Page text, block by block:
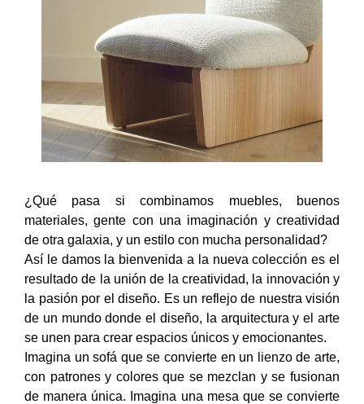
¿Qué pasa si combinamos muebles, buenos
materiales, gente con una imaginación y creatividad
de otra galaxia, y un estilo con mucha personalidad?
Así le damos la bienvenida a la nueva colección es el
resultado de la unión de la creatividad, la innovación y
la pasión por el diseño. Es un reflejo de nuestra visión
de un mundo donde el diseño, la arquitectura y el arte
se unen para crear espacios únicos y emocionantes.
Imagina un sofá que se convierte en un lienzo de arte,
con patrones y colores que se mezclan y se fusionan
de manera única. Imagina una mesa que se convierte